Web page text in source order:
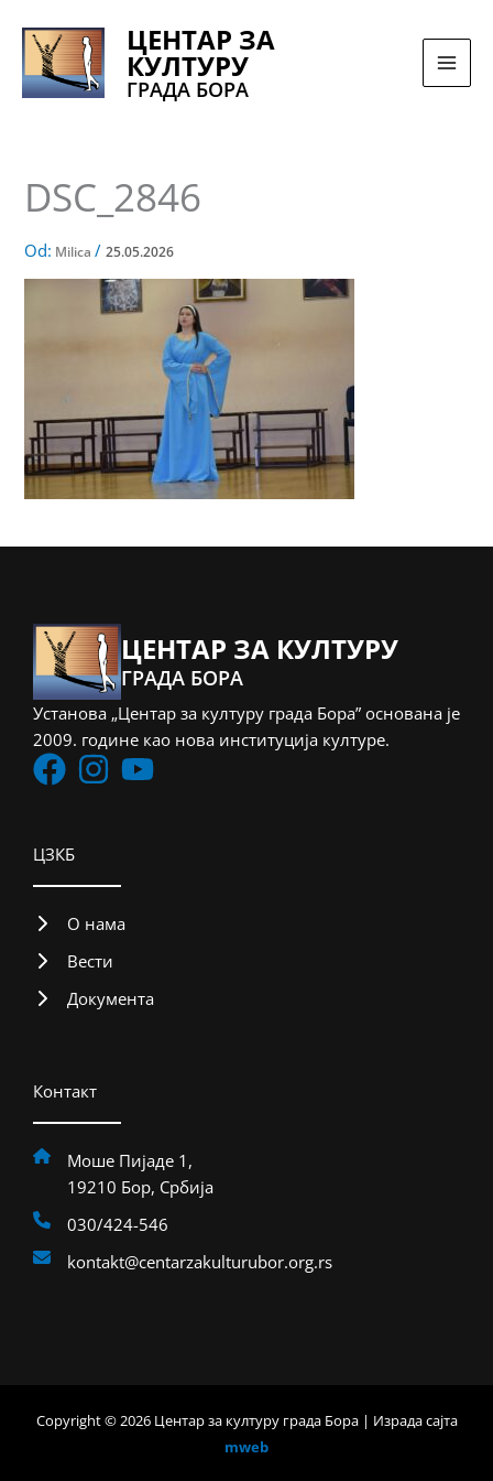
sadržaj
ЦЕНТАР ЗА
КУЛТУРУ
ГРАДА БОРА
DSC_2846
Od: Milica/25.05.2026
ЦЕНТАР ЗА КУЛТУРУ
ГРАДА БОРА
Установа „Центар за културу града Бора” основана је
2009. године као нова институција културе.
ЦЗКБ
О нама
Вести
Документа
Контакт
Моше Пијаде 1,
19210 Бор, Србија
030/424-546
kontakt@centarzakulturubor.org.rs
Copyright © 2026 Центар за културу града Бора | Израда сајта
mweb